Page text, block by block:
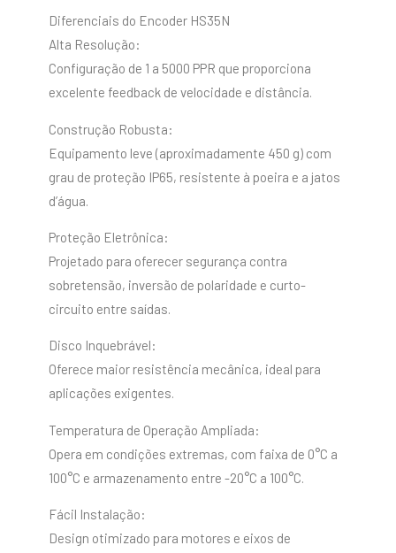
Diferenciais do Encoder HS35N
Alta Resolução:
Configuração de 1 a 5000 PPR que proporciona
excelente feedback de velocidade e distância.
Construção Robusta:
Equipamento leve (aproximadamente 450 g) com
grau de proteção IP65, resistente à poeira e a jatos
d’água.
Proteção Eletrônica:
Projetado para oferecer segurança contra
sobretensão, inversão de polaridade e curto-
circuito entre saídas.
Disco Inquebrável:
Oferece maior resistência mecânica, ideal para
aplicações exigentes.
Temperatura de Operação Ampliada:
Opera em condições extremas, com faixa de 0°C a
100°C e armazenamento entre -20°C a 100°C.
Fácil Instalação:
Design otimizado para motores e eixos de